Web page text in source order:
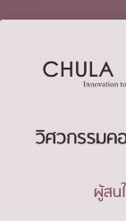
ผู้สน